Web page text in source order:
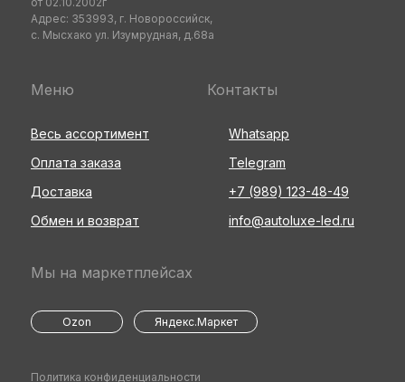
Адрес: 353993, г. Новороссийск,
с. Мысхако ул. Изумрудная, д.68а
Политика конфиденциальности
Обмен и возврат
Доставка
Оплата заказа
info@autoluxe-led.ru
Меню
Мы на маркетплейсах
Контакты
+7 (989) 123-48-49
Telegram
Весь ассортимент Whatsapp
Ozon Яндекс.Маркет